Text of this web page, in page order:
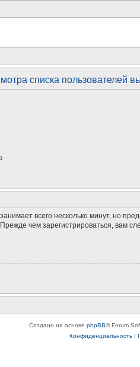
списка пользователей
всего несколько минут, но
чем зарегистрироваться, вам
Создано на основе phpBB® Forum
Конфиденциальность|